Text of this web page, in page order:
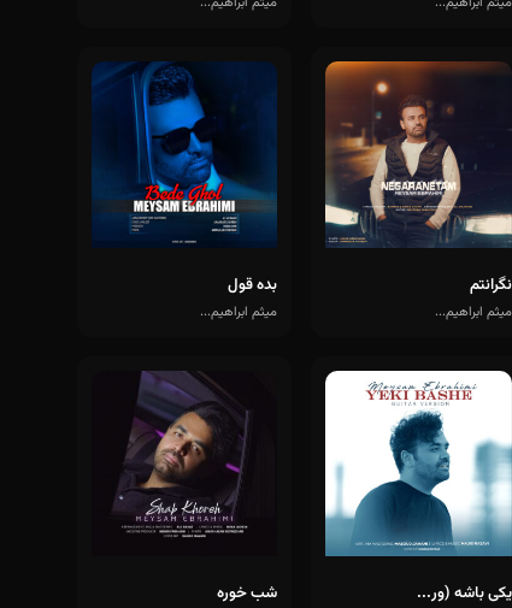
نگرانتم
میثم ابراهیم...
بده قول
میثم ابراهیم...
یکی باشه (ور... شب خوره